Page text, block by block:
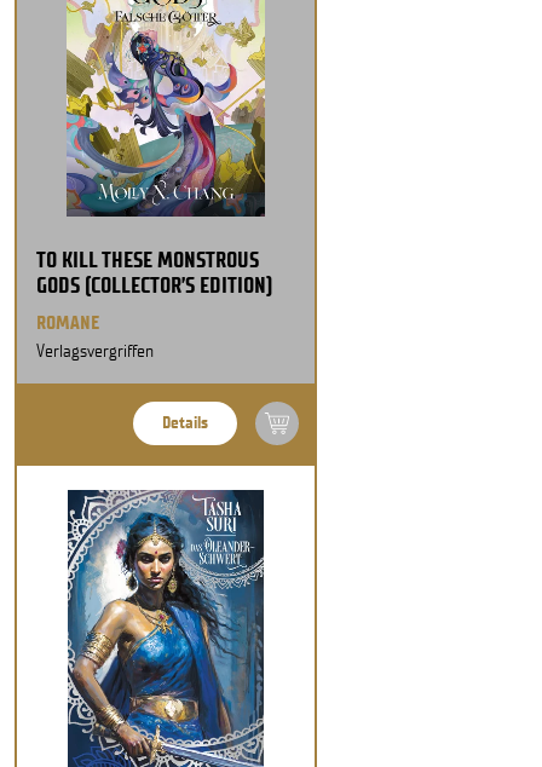
TO KILL THESE MONSTROUS
GODS (COLLECTOR’S EDITION)
ROMANE
Verlagsvergriffen
Details